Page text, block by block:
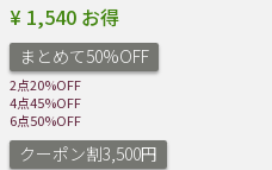
¥ 1,540 お得
まとめて50%OFF
2点20%OFF
4点45%OFF
6点50%OFF
クーポン割3,500円